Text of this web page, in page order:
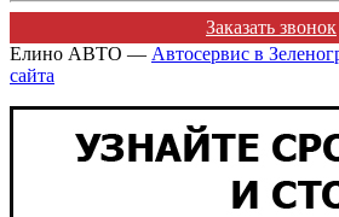
Заказать звонок
Елино АВТО — Автосервис в
сайта